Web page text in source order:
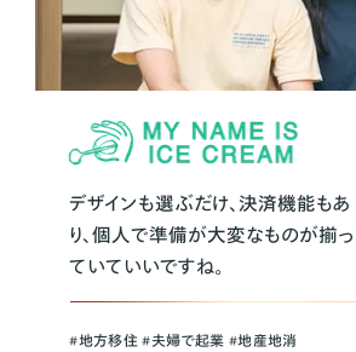
デザインも選ぶだけ、決済機能もあ
り、個人で準備が大変なものが揃っ
ていていいですね。
#地方移住 #夫婦で起業 #地産地消